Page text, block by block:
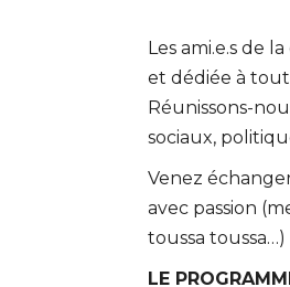
Les ami.e.s de
et dédiée à
Réunissons-
sociaux,
Venez
avec passion
toussa toussa…)
LE